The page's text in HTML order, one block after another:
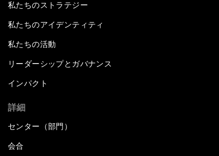
私たちのストラテジー
私たちのアイデンティティ
私たちの活動
リーダーシップとガバナンス
インパクト
詳細
センター（部門）
会合